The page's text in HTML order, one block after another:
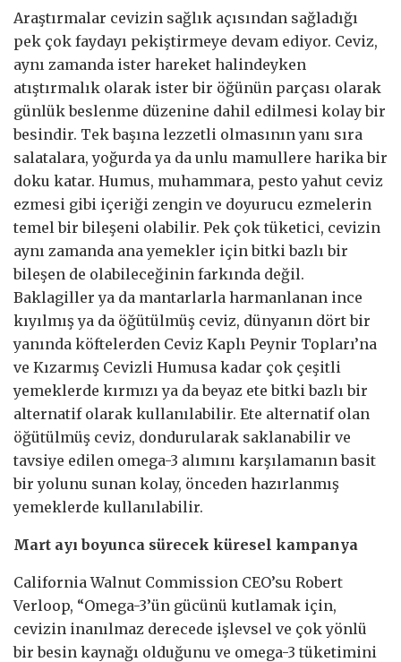
Araştırmalar cevizin sağlık açısından sağladığı
pek çok faydayı pekiştirmeye devam ediyor. Ceviz,
aynı zamanda ister hareket halindeyken
atıştırmalık olarak ister bir öğünün parçası olarak
günlük beslenme düzenine dahil edilmesi kolay bir
besindir. Tek başına lezzetli olmasının yanı sıra
salatalara, yoğurda ya da unlu mamullere harika bir
doku katar. Humus, muhammara, pesto yahut ceviz
ezmesi gibi içeriği zengin ve doyurucu ezmelerin
temel bir bileşeni olabilir. Pek çok tüketici, cevizin
aynı zamanda ana yemekler için bitki bazlı bir
bileşen de olabileceğinin farkında değil.
Baklagiller ya da mantarlarla harmanlanan ince
kıyılmış ya da öğütülmüş ceviz, dünyanın dört bir
yanında köftelerden Ceviz Kaplı Peynir Topları’na
ve Kızarmış Cevizli Humusa kadar çok çeşitli
yemeklerde kırmızı ya da beyaz ete bitki bazlı bir
alternatif olarak kullanılabilir. Ete alternatif olan
öğütülmüş ceviz, dondurularak saklanabilir ve
tavsiye edilen omega-3 alımını karşılamanın basit
bir yolunu sunan kolay, önceden hazırlanmış
yemeklerde kullanılabilir.
Mart ayı boyunca sürecek küresel kampanya
California Walnut Commission CEO’su Robert
Verloop, “Omega-3’ün gücünü kutlamak için,
cevizin inanılmaz derecede işlevsel ve çok yönlü
bir besin kaynağı olduğunu ve omega-3 tüketimini